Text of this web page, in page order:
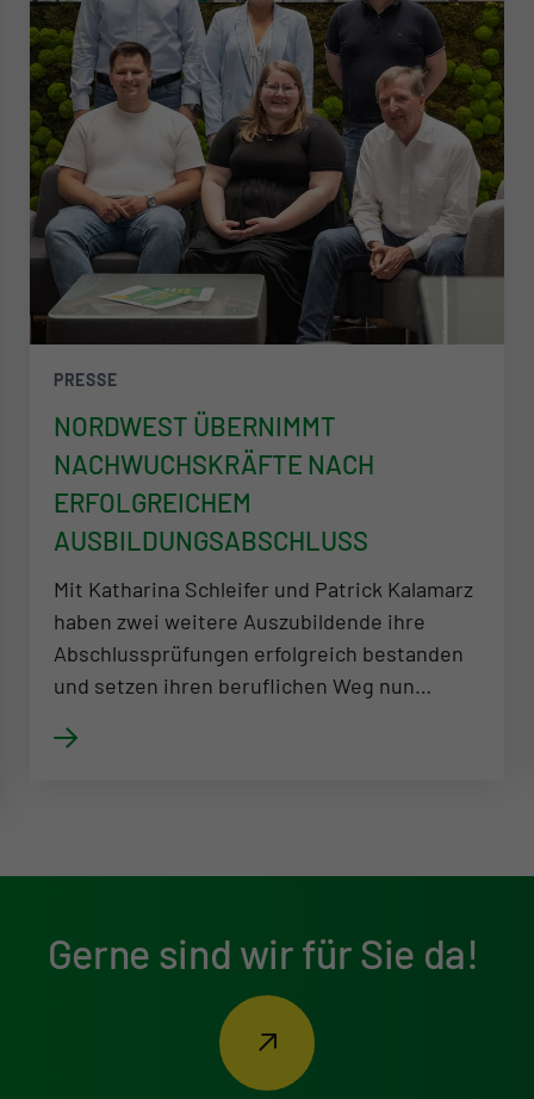
PRESSE
NORDWEST ÜBERNIMMT
NACHWUCHSKRÄFTE NACH
ERFOLGREICHEM
AUSBILDUNGSABSCHLUSS
Mit Katharina Schleifer und Patrick Kalamarz
haben zwei weitere Auszubildende ihre
Abschlussprüfungen erfolgreich bestanden
und setzen ihren beruflichen Weg nun…
Gerne sind wir für Sie da!